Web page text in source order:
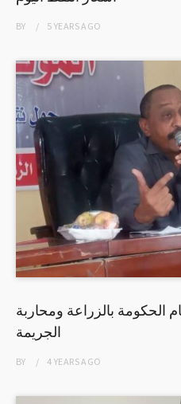
BY 5 YEARSAGO
الحكومة بالزراعة ومحاربة
الجريمة
BY 4 YEARSAGO